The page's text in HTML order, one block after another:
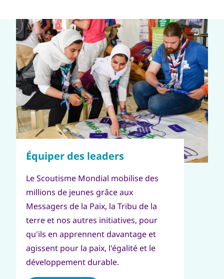
Le Scoutisme Mondial mobilise des
millions de jeunes grâce aux
Messagers de la Paix, la Tribu de la
terre et nos autres initiatives, pour
qu'ils en apprennent davantage et
agissent pour la paix, l'égalité et le
développement durable.